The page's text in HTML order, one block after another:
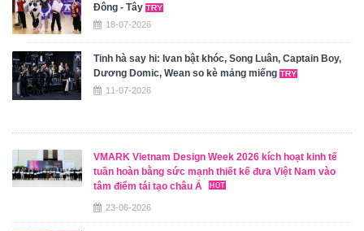
Đông - Tây
18-07-2026
Tinh hà say hi: Ivan bật khóc, Song Luân, Captain Boy,
Dương Domic, Wean so kè mảng miếng
11-07-2026
VMARK Vietnam Design Week 2026 kích hoạt kinh tế
tuần hoàn bằng sức mạnh thiết kế đưa Việt Nam vào
tâm điểm tái tạo châu Á
23-06-2026